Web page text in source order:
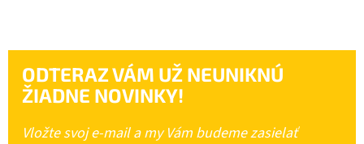
ODTERAZ VÁM UŽ NEUNIKNÚ
ŽIADNE NOVINKY!
Vložte svoj e-mail a my Vám budeme zasielať